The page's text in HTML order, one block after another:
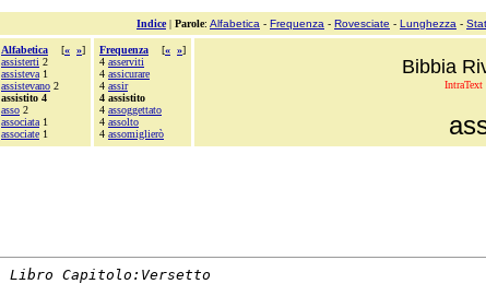
Indice| Parole: Alfabetica - Frequenza - Rovesciate - Lunghezza -
Alfabetica [« »]
assisterti 2
assisteva 1
assistevano 2
assistito 4
asso 2
associata 1
associate 1
Frequenza [« »]
4 asserviti
4 assicurare
4 assir
4 assistito
4 assoggettato
4 assolto
4 assomiglierò
Bibbia
IntraText
Libro Capitolo:Versetto